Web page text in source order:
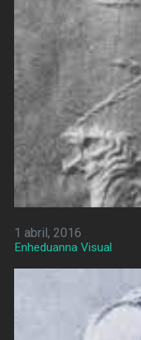
1 abril, 2016
Enheduanna Visual